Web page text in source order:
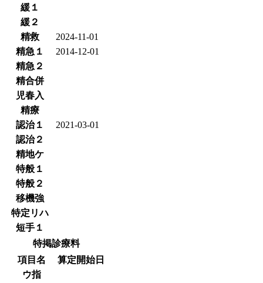
緩１
緩２
精救
2024-11-01
精急１
2014-12-01
精急２
精合併
児春入
精療
認治１
2021-03-01
認治２
精地ケ
特般１
特般２
移機強
特定リハ
短手１
特掲診療料
項目名
算定開始日
ウ指